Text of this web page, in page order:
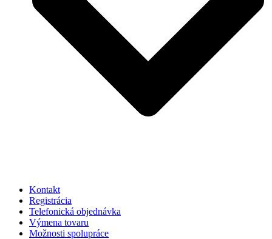
Kontakt
Registrácia
Telefonická objednávka
Výmena tovaru
Možnosti spolupráce